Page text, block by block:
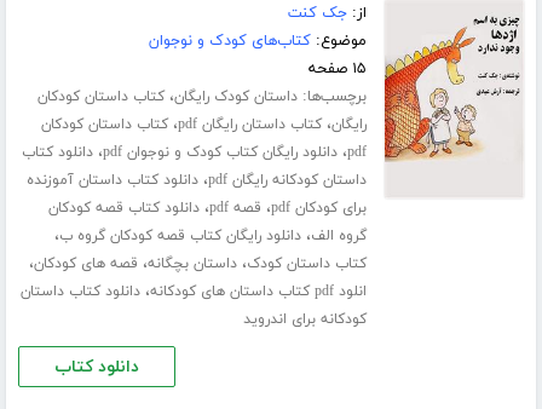
از:جک کنت
موضوع:کتاب‌های کودک و نوجوان
۱۵ صفحه
برچسب‌ها:داستان کودک رایگان،کتاب داستان کودکان
رایگان،کتاب داستان رایگان pdf ،کتاب داستان کودکان
pdf،دانلود رایگان کتاب کودک و نوجوان pdf ،دانلود کتاب
داستان کودکانه رایگان pdf
،دانلود کتاب داستان آموزنده
برای کودکان pdf
، قصه pdf ،دانلود کتاب قصه کودکان
گروه الف،دانلود رایگان کتاب قصه کودکان گروه ب،
کتاب داستان کودک،داستان بچگانه، قصه های کودکان،
انلود pdf کتاب داستان های کودکانه ،دانلود کتاب داستان
کودکانه برای اندروید
دانلود کتاب